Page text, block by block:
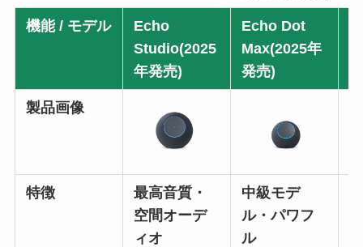
機能 / モデル
Echo
Studio(2025
年発売)
Echo Dot
Max(2025年
発売)
製品画像
特徴
最高音質・
空間オーデ
ィオ
中級モデ
ル・パワフ
ル